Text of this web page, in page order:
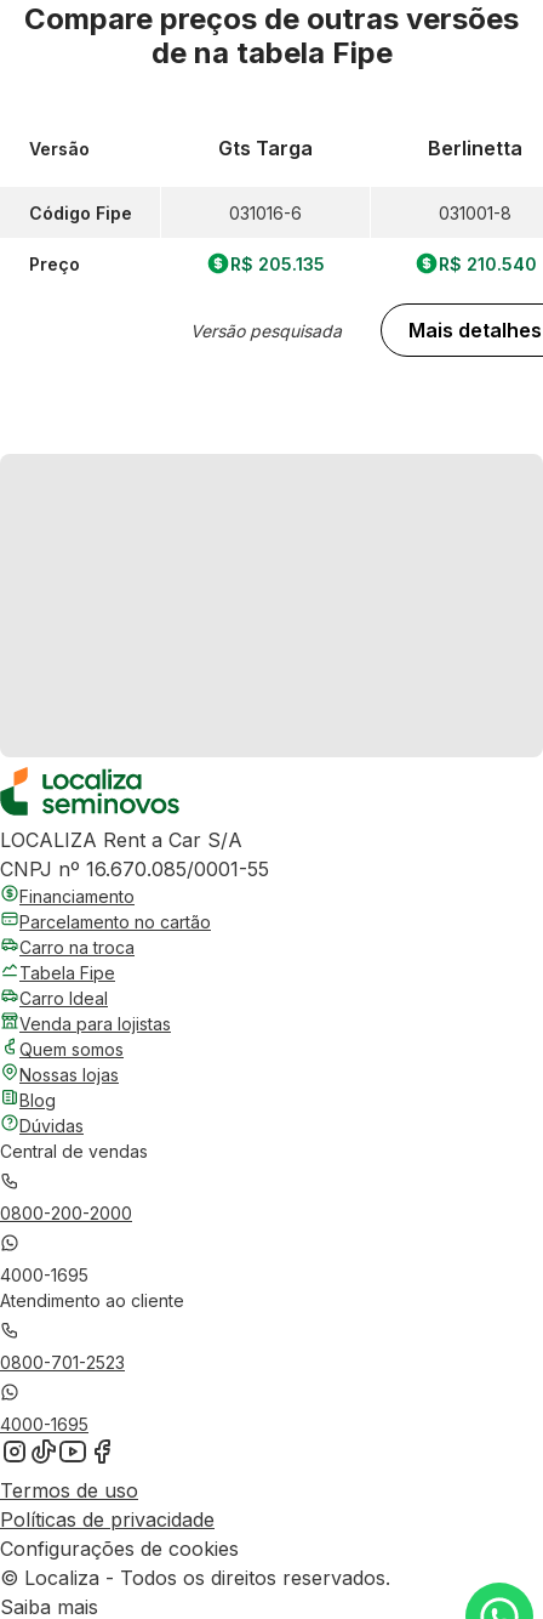
Compare preços de outras versões
de na tabela Fipe
Versão
Código Fipe
Preço
Gts Targa
031016-6
R$ 205.135
Versão pesquisada
Berlinetta
031001-8
R$ 210.540
Mais detalhes
LOCALIZA Rent a Car S/A
CNPJ nº 16.670.085/0001-55
Financiamento
Parcelamento no cartão
Carro na troca
Tabela Fipe
Carro Ideal
Venda para lojistas
Quem somos
Nossas lojas
Blog
Dúvidas
Central de vendas
0800-200-2000
4000-1695
Atendimento ao cliente
0800-701-2523
4000-1695
Termos de uso
Políticas de privacidade
Configurações de cookies
© Localiza - Todos os direitos reservados.
Saiba mais